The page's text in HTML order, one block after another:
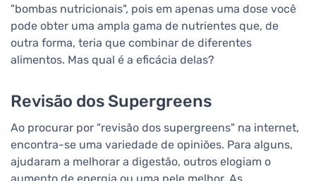
"bombas nutricionais", pois em apenas uma dose você
pode obter uma ampla gama de nutrientes que, de
outra forma, teria que combinar de diferentes
alimentos. Mas qual é a eficácia delas?
Revisão dos Supergreens
Ao procurar por "revisão dos supergreens" na internet,
encontra-se uma variedade de opiniões. Para alguns,
ajudaram a melhorar a digestão, outros elogiam o